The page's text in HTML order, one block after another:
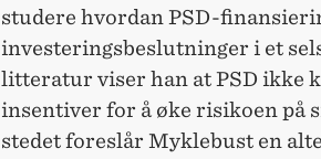
studere hvordan PSD-
investeringsbeslutninger i et
litteratur viser han at PSD ikke
insentiver for å øke risikoen på
stedet foreslår Myklebust en